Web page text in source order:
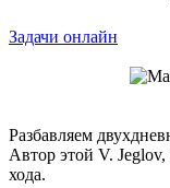
Задачи онлайн
Разбавляем
Автор этой V.
хода.